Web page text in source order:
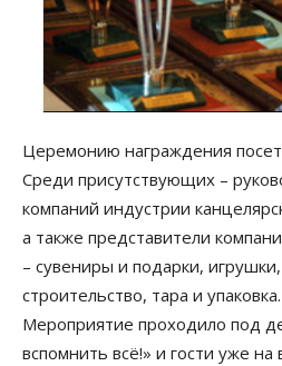
Церемонию награждения
Среди присутствующих –
компаний индустрии
а также представители
– сувениры и подарки,
строительство, тара и упаковка.
Мероприятие проходило под
вспомнить всё!» и гости уже на